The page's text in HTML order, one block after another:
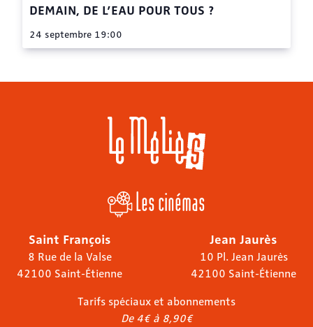
DEMAIN, DE L’EAU POUR TOUS ?
24 septembre 19:00
Les cinémas
Saint François
8 Rue de la Valse
42100 Saint-Étienne
Jean Jaurès
10 Pl. Jean Jaurès
42100 Saint-Étienne
Tarifs spéciaux et abonnements
De 4€ à 8,90€